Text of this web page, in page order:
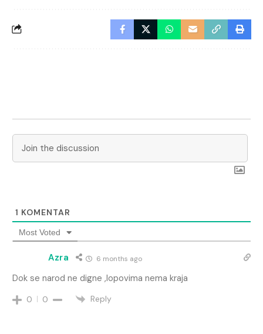
1 KOMENTAR
Most Voted
Azra 6 months ago
Dok se narod ne digne ,lopovima nema kraja
0 0 Reply